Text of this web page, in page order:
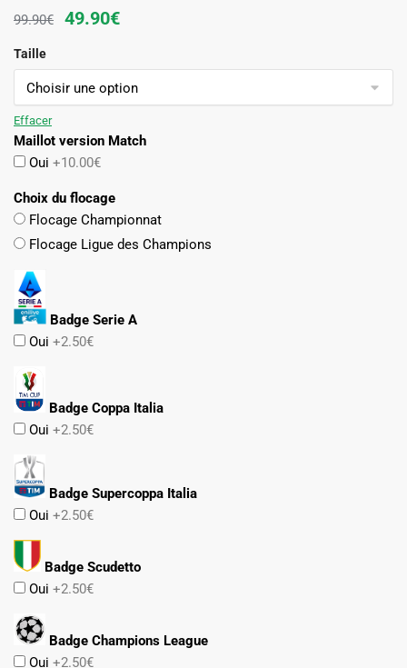
99.90€
Le
initial
était :
49.90€Le
actuel
est :
Taille
Effacer
Maillot version Match
Oui +10.00€
Choix du flocage
Flocage Championnat
Flocage Ligue des Champions
Badge Serie A
Oui +2.50€
Badge Coppa Italia
Oui +2.50€
Badge Supercoppa Italia
Oui +2.50€
Badge Scudetto
Oui +2.50€
Badge Champions League
Oui +2.50€